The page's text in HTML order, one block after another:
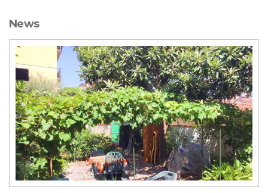
News